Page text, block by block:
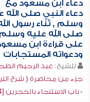
دعاء ابن مسعود مع
دعاء النبي صلى الله
وسلم , ثناء رسول
صلى الله عليه وسلم
على قراءة ابن
ودعواته المستجابات
للشيخ: عبد الرحيم
جزء من محاضرة ( شرح
- باب الاستنجاء بالحجرين [4])